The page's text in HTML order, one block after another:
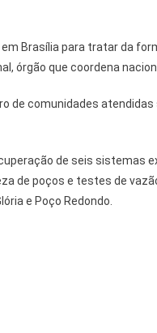
Brasília para tratar da
órgão que coordena
de comunidades
de seis sistemas
de poços e testes de
e Poço Redondo.